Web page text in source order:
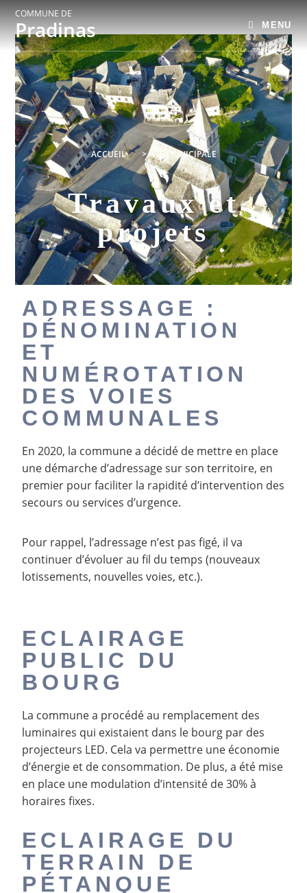
COMMUNE DE
Pradinas MENU
ACCUEIL > VIE MUNICIPALE
Travaux et
projets
ADRESSAGE :
DÉNOMINATION
ET
NUMÉROTATION
DES VOIES
COMMUNALES
En 2020, la commune a décidé de mettre en place
une démarche d’adressage sur son territoire, en
premier pour faciliter la rapidité d’intervention des
secours ou services d’urgence.
Pour rappel, l’adressage n’est pas figé, il va
continuer d’évoluer au fil du temps (nouveaux
lotissements, nouvelles voies, etc.).
ECLAIRAGE
PUBLIC DU
BOURG
La commune a procédé au remplacement des
luminaires qui existaient dans le bourg par des
projecteurs LED. Cela va permettre une économie
d’énergie et de consommation. De plus, a été mise
en place une modulation d’intensité de 30% à
horaires fixes.
ECLAIRAGE DU
TERRAIN DE
PÉTANQUE